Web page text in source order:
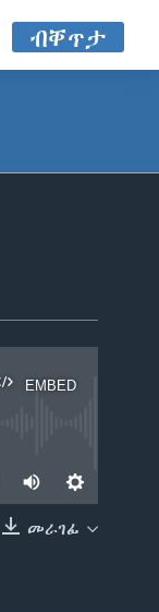
ብቐጥታ
EMBED
መራገፊ